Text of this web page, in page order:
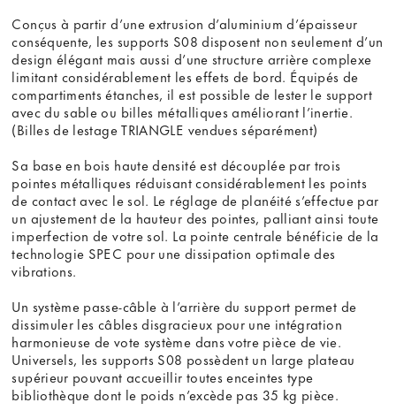
Conçus à partir d’une extrusion d’aluminium d’épaisseur
conséquente, les supports S08 disposent non seulement d’un
design élégant mais aussi d’une structure arrière complexe
limitant considérablement les effets de bord. Équipés de
compartiments étanches, il est possible de lester le support
avec du sable ou billes métalliques améliorant l’inertie.
(Billes de lestage TRIANGLE vendues séparément)
Sa base en bois haute densité est découplée par trois
pointes métalliques réduisant considérablement les points
de contact avec le sol. Le réglage de planéité s’effectue par
un ajustement de la hauteur des pointes, palliant ainsi toute
imperfection de votre sol. La pointe centrale bénéficie de la
technologie SPEC pour une dissipation optimale des
vibrations.
Un système passe-câble à l’arrière du support permet de
dissimuler les câbles disgracieux pour une intégration
harmonieuse de vote système dans votre pièce de vie.
Universels, les supports S08 possèdent un large plateau
supérieur pouvant accueillir toutes enceintes type
bibliothèque dont le poids n’excède pas 35 kg pièce.